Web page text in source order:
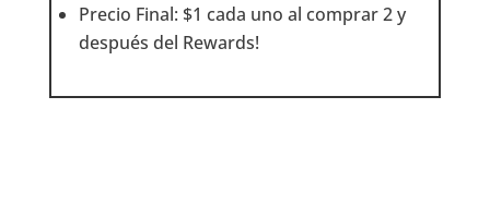
Precio Final: $1 cada uno al comprar 2 y
después del Rewards!